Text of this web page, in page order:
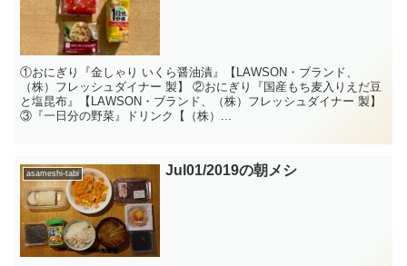
①おにぎり『金しゃり いくら醤油漬』【LAWSON・ブランド、
（株）フレッシュダイナー 製】 ②おにぎり『国産もち麦入りえだ豆
と塩昆布』【LAWSON・ブランド、（株）フレッシュダイナー 製】
③『一日分の野菜』ドリンク【（株）...
asameshi-tabi Jul01/2019の朝メシ